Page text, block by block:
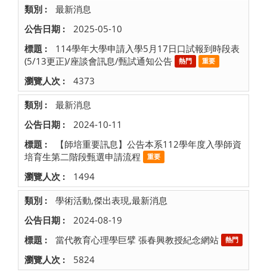
最新消息
2025-05-10
114學年大學申請入學5月17日口試報到時段表
(5/13更正)/座談會訊息/甄試通知公告
熱門 重要
4373
最新消息
2024-10-11
【師培重要訊息】公告本系112學年度入學師資
培育生第二階段甄選申請流程
重要
1494
學術活動,傑出表現,最新消息
2024-08-19
當代教育心理學巨擘 張春興教授紀念網站
熱門
5824